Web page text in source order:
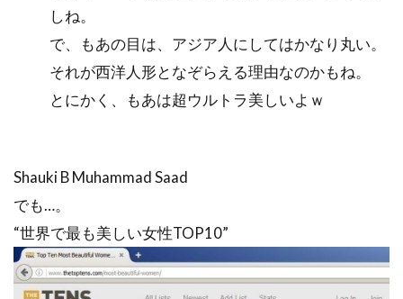
しね。
で、もあの目は、アジア人にしてはかなり丸い。
それが西洋人形となぞらえる理由なのかもね。
とにかく、もあは超ウルトラ美しいよｗ
Shauki B Muhammad Saad
でも…。
“世界で最も美しい女性TOP10”